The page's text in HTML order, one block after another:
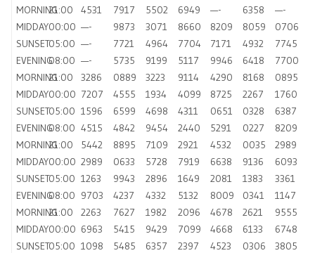
MORNING21:00 4531 7917 5502 6949 —- 6358
—-
MIDDAY00:00 —- 9873 3071 8660 8209 8059
0706
SUNSET05:00 —- 7721 4964 7704 7171 4932
7745
EVENING08:00 —- 5735 9199 5117 9946 6418
7700
MORNING21:00 3286 0889 3223 9114 4290 8168
0895
MIDDAY00:00 7207 4555 1934 4099 8725 2267
1760
SUNSET05:00 1596 6599 4698 4311 0651 0328
6387
EVENING08:00 4515 4842 9454 2440 5291 0227
8209
MORNING21:00 5442 8895 7109 2921 4532 0035
2989
MIDDAY00:00 2989 0633 5728 7919 6638 9136
6093
SUNSET05:00 1263 9943 2896 1649 2081 1383
3361
EVENING08:00 9703 4237 4332 5132 8009 0341
1147
MORNING21:00 2263 7627 1982 2096 4678 2621
9555
MIDDAY00:00 6963 5415 9429 7099 4668 6133
6748
SUNSET05:00 1098 5485 6357 2397 4523 0306
3805